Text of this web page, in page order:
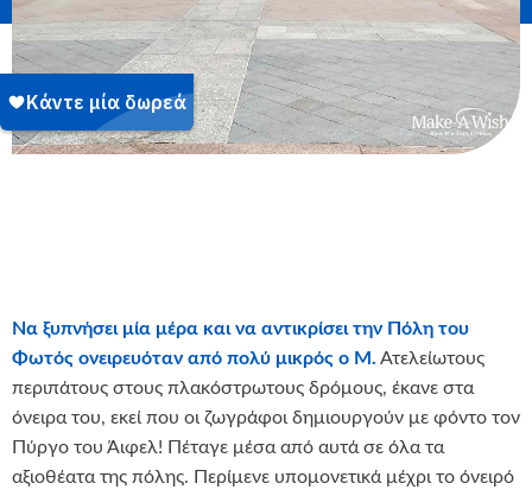
Να ξυπνήσει μία μέρα και να αντικρίσει την Πόλη του
Φωτός ονειρευόταν από πολύ μικρός ο Μ. Ατελείωτους
περιπάτους στους πλακόστρωτους δρόμους, έκανε στα
όνειρα του, εκεί που οι ζωγράφοι δημιουργούν με φόντο τον
Πύργο του Άιφελ! Πέταγε μέσα από αυτά σε όλα τα
αξιοθέατα της πόλης. Περίμενε υπομονετικά μέχρι το όνειρό